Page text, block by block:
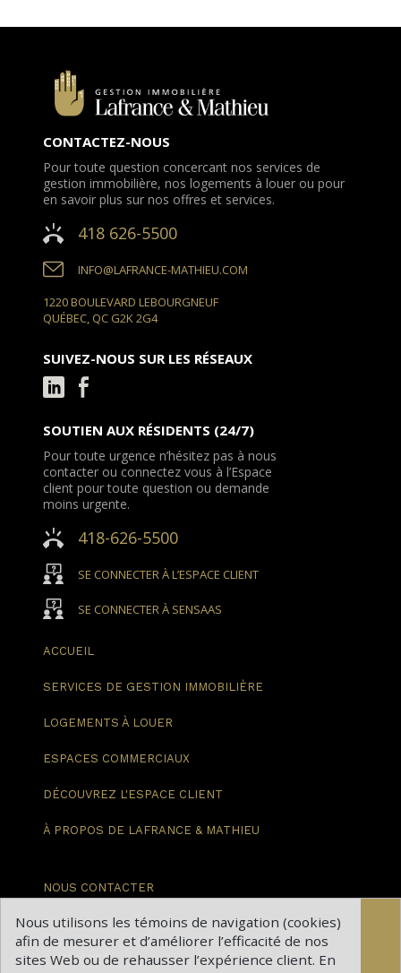
CONTACTEZ-NOUS
Pour toute question concercant nos services de
gestion immobilière, nos logements à louer ou pour
en savoir plus sur nos offres et services.
418 626-5500
INFO@LAFRANCE-MATHIEU.COM
1220 BOULEVARD LEBOURGNEUF
QUÉBEC, QC G2K 2G4
SUIVEZ-NOUS SUR LES RÉSEAUX
SOUTIEN AUX RÉSIDENTS (24/7)
Pour toute urgence n’hésitez pas à nous
contacter ou connectez vous à l’Espace
client pour toute question ou demande
moins urgente.
418-626-5500
SE CONNECTER À L’ESPACE CLIENT
SE CONNECTER À SENSAAS
ACCUEIL
SERVICES DE GESTION IMMOBILIÈRE
LOGEMENTS À LOUER
ESPACES COMMERCIAUX
DÉCOUVREZ L'ESPACE CLIENT
À PROPOS DE LAFRANCE & MATHIEU
NOUS CONTACTER
BLOGUE
CARRIÈRES
Nous utilisons les témoins de navigation (cookies)
afin de mesurer et d’améliorer l’efficacité de nos
sites Web ou de rehausser l’expérience client. En